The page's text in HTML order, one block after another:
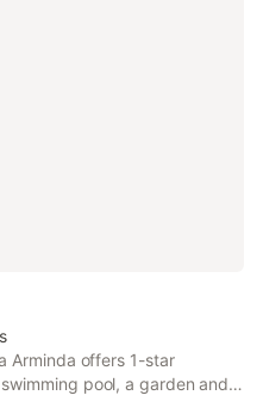
Arminda offers 1-star
pool, a garden and a
WiFi and free private